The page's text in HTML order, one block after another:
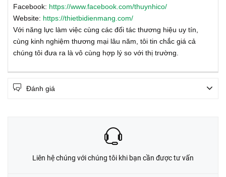
Facebook: https://www.facebook.com/thuynhico/
Website: https://thietbidienmang.com/
Với năng lực làm việc cùng các đối tác thương hiệu uy tín,
cùng kinh nghiệm thương mại lâu năm, tôi tin chắc giá cả
chúng tôi đưa ra là vô cùng hợp lý so với thị trường.
Đánh giá
Liên hệ chúng với chúng tôi khi bạn cần được tư vấn